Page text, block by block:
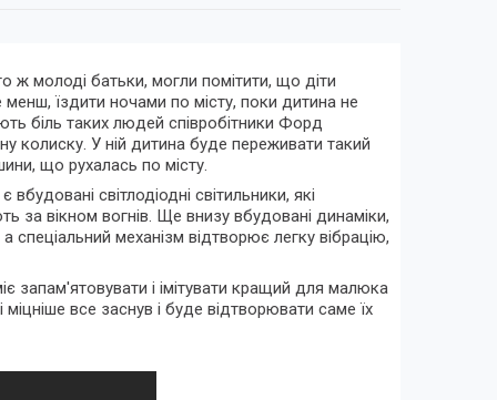
ж молоді батьки, могли помітити, що діти
їздити ночами по місту, поки дитина не
біль таких людей співробітники Форд
колиску. У ній дитина буде переживати такий
що рухалась по місту.
світлодіодні світильники, які
за вікном вогнів. Ще внизу вбудовані динаміки,
механізм відтворює легку вібрацію,
запам'ятовувати і імітувати кращий для малюка
все заснув і буде відтворювати саме їх